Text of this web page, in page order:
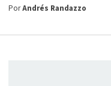
PorAndrés Randazzo